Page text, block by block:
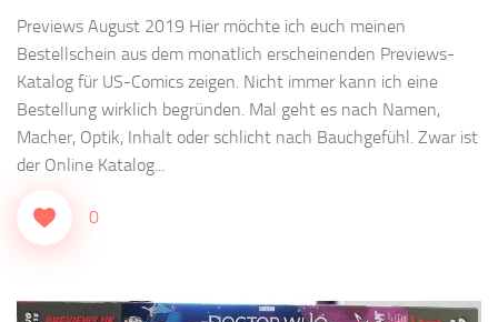
Previews August 2019 Hier möchte ich euch meinen
Bestellschein aus dem monatlich erscheinenden Previews-
Katalog für US-Comics zeigen. Nicht immer kann ich eine
Bestellung wirklich begründen. Mal geht es nach Namen,
Macher, Optik, Inhalt oder schlicht nach Bauchgefühl. Zwar ist
der Online Katalog...
0